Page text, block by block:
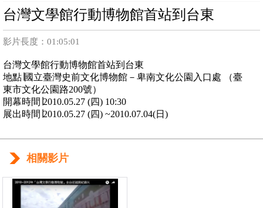
台灣文學館行動博物館首站到台東
影片長度：01:05:01
台灣文學館行動博物館首站到台東
地點∣國立臺灣史前文化博物館－卑南文化公園入口處 （臺
東市文化公園路200號）
開幕時間∣2010.05.27 (四) 10:30
展出時間∣2010.05.27 (四) ~2010.07.04(日)
相關影片